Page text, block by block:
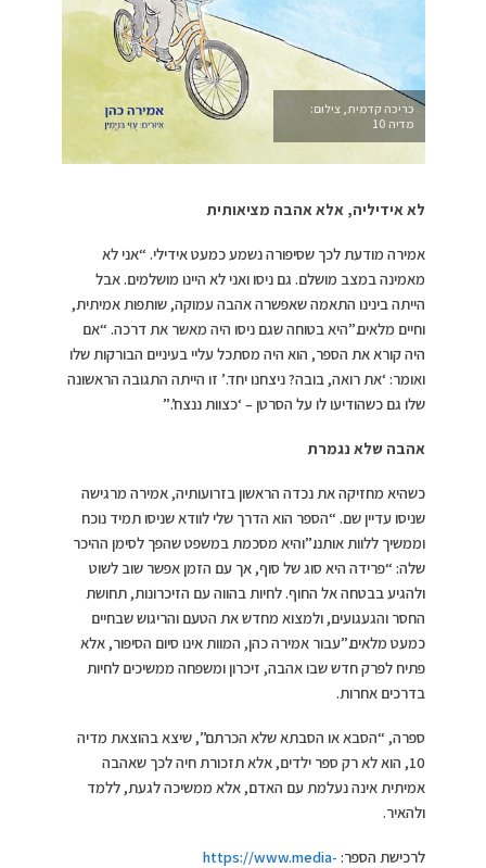
כריכה קדמית, צילום:
מדיה 10
לא אידיליה, אלא אהבה מציאותית
אמירה מודעת לכך שסיפורה נשמע כמעט אידילי. “אני לא
מאמינה במצב מושלם. גם ניסו ואני לא היינו מושלמים. אבל
הייתה בינינו התאמה שאפשרה אהבה עמוקה, שותפות אמיתית,
וחיים מלאים.”היא בטוחה שגם ניסו היה מאשר את דרכה. “אם
היה קורא את הספר, הוא היה מסתכל עליי בעיניים הבורקות שלו
ואומר: ‘את רואה, בובה? ניצחנו יחד.’ זו הייתה התגובה הראשונה
שלו גם כשהודיעו לו על הסרטן – ‘כצוות ננצח’.”
אהבה שלא נגמרת
כשהיא מחזיקה את נכדה הראשון בזרועותיה, אמירה מרגישה
שניסו עדיין שם. “הספר הוא הדרך שלי לוודא שניסו תמיד נוכח
וממשיך ללוות אותנו.”והיא מסכמת במשפט שהפך לסימן ההיכר
שלה: “פרידה היא סוג של סוף, אך עם הזמן אפשר שוב לשוט
ולהגיע בבטחה אל החוף. לחיות בהווה עם הזיכרונות, תחושת
החסר והגעגועים, ולמצוא מחדש את הטעם והריגוש שבחיים
כמעט מלאים.”עבור אמירה כהן, המוות אינו סיום הסיפור, אלא
פתיח לפרק חדש שבו אהבה, זיכרון ומשפחה ממשיכים לחיות
בדרכים אחרות.
ספרה, “הסבא או הסבתא שלא הכרתם”, שיצא בהוצאת מדיה
10, הוא לא רק ספר ילדים, אלא תזכורת חיה לכך שאהבה
אמיתית אינה נעלמת עם האדם, אלא ממשיכה לגעת, ללמד
ולהאיר.
לרכישת הספר: https://www.media-